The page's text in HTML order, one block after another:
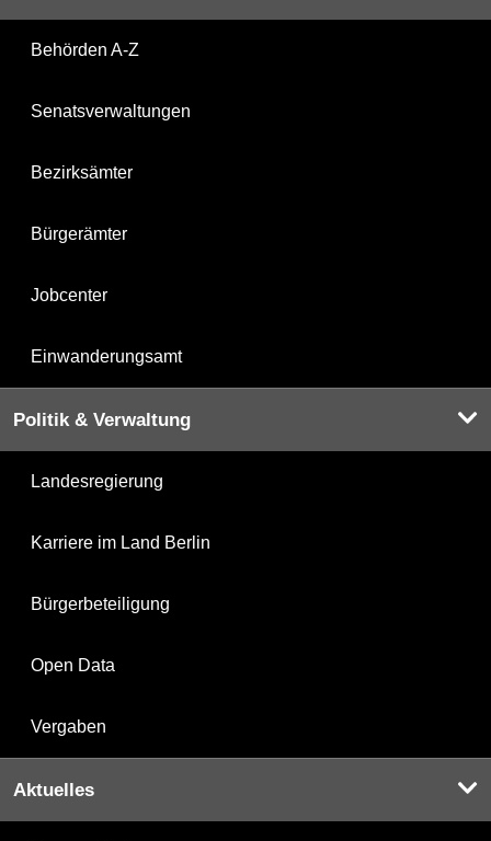
Behörden A-Z
Senatsverwaltungen
Bezirksämter
Bürgerämter
Jobcenter
Einwanderungsamt
Politik & Verwaltung
Landesregierung
Karriere im Land Berlin
Bürgerbeteiligung
Open Data
Vergaben
Aktuelles